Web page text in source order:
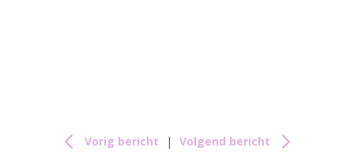
Vorig bericht | Volgend bericht